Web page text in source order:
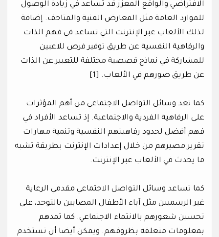
الافتراضي والواقع المعزز قد تساعد في زيادة الوصول
للموارد العامة مثل المعارض الفنية والمتاحف. إضافة
لذلك الألعاب عبر الإنترنت التي تساعد في فهم الذات
والرفاهية النفسية عن طريق توفير فرص للاعبين
للمشاركة في نماذج قصصية مختلفة للتعبير عن الذات
عن طريق صورهم في الألعاب. [1]
كما تعد وسائل التواصل الاجتماعي من أهم المؤثرات
على الرفاهية الفردية والاجتماعية. إذ تساعد الأفراد في
فهم أفضل لحدود رفاهيتهم النفسية وتنمية مهارات
تقرير مصيرهم من خلال إعدادات الإنترنت بطريقة تشبه
ما يحدث في الألعاب عبر الإنترنت.
كما تساعد وسائل التواصل الاجتماعي مقدمي الرعاية
غير الرسميين مثل آباء الأطفال المصابين بالتوحد، على
تحسين شعورهم بالانتماء الاجتماعي. كما تمدهم
بمعلومات متعلقة بظروفهم. ويمكن أيضا أن تستخدم